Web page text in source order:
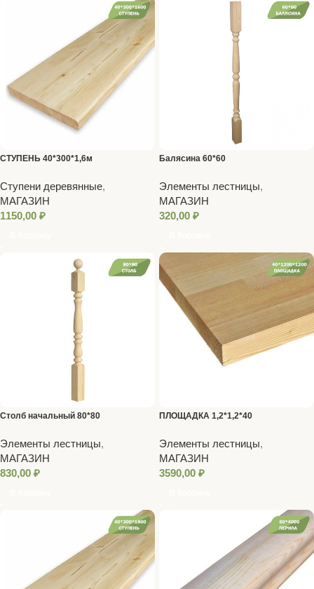
СТУПЕНЬ 40*300*1,6м
Ступени деревянные,
МАГАЗИН
1150,00 ₽
Балясина 60*60
Элементы лестницы,
МАГАЗИН
320,00 ₽
Столб начальный 80*80
Элементы лестницы,
МАГАЗИН
830,00 ₽
ПЛОЩАДКА 1,2*1,2*40
Элементы лестницы,
МАГАЗИН
3590,00 ₽